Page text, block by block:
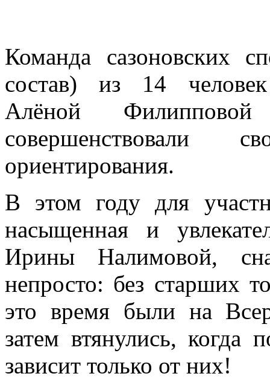
Команда сазоновских
состав) из 14
Алёной
совершенствовали
ориентирования.
В этом году для
насыщенная и
Ирины Налимовой,
непросто: без старших
это время были на
затем втянулись, когда
зависит только от них!